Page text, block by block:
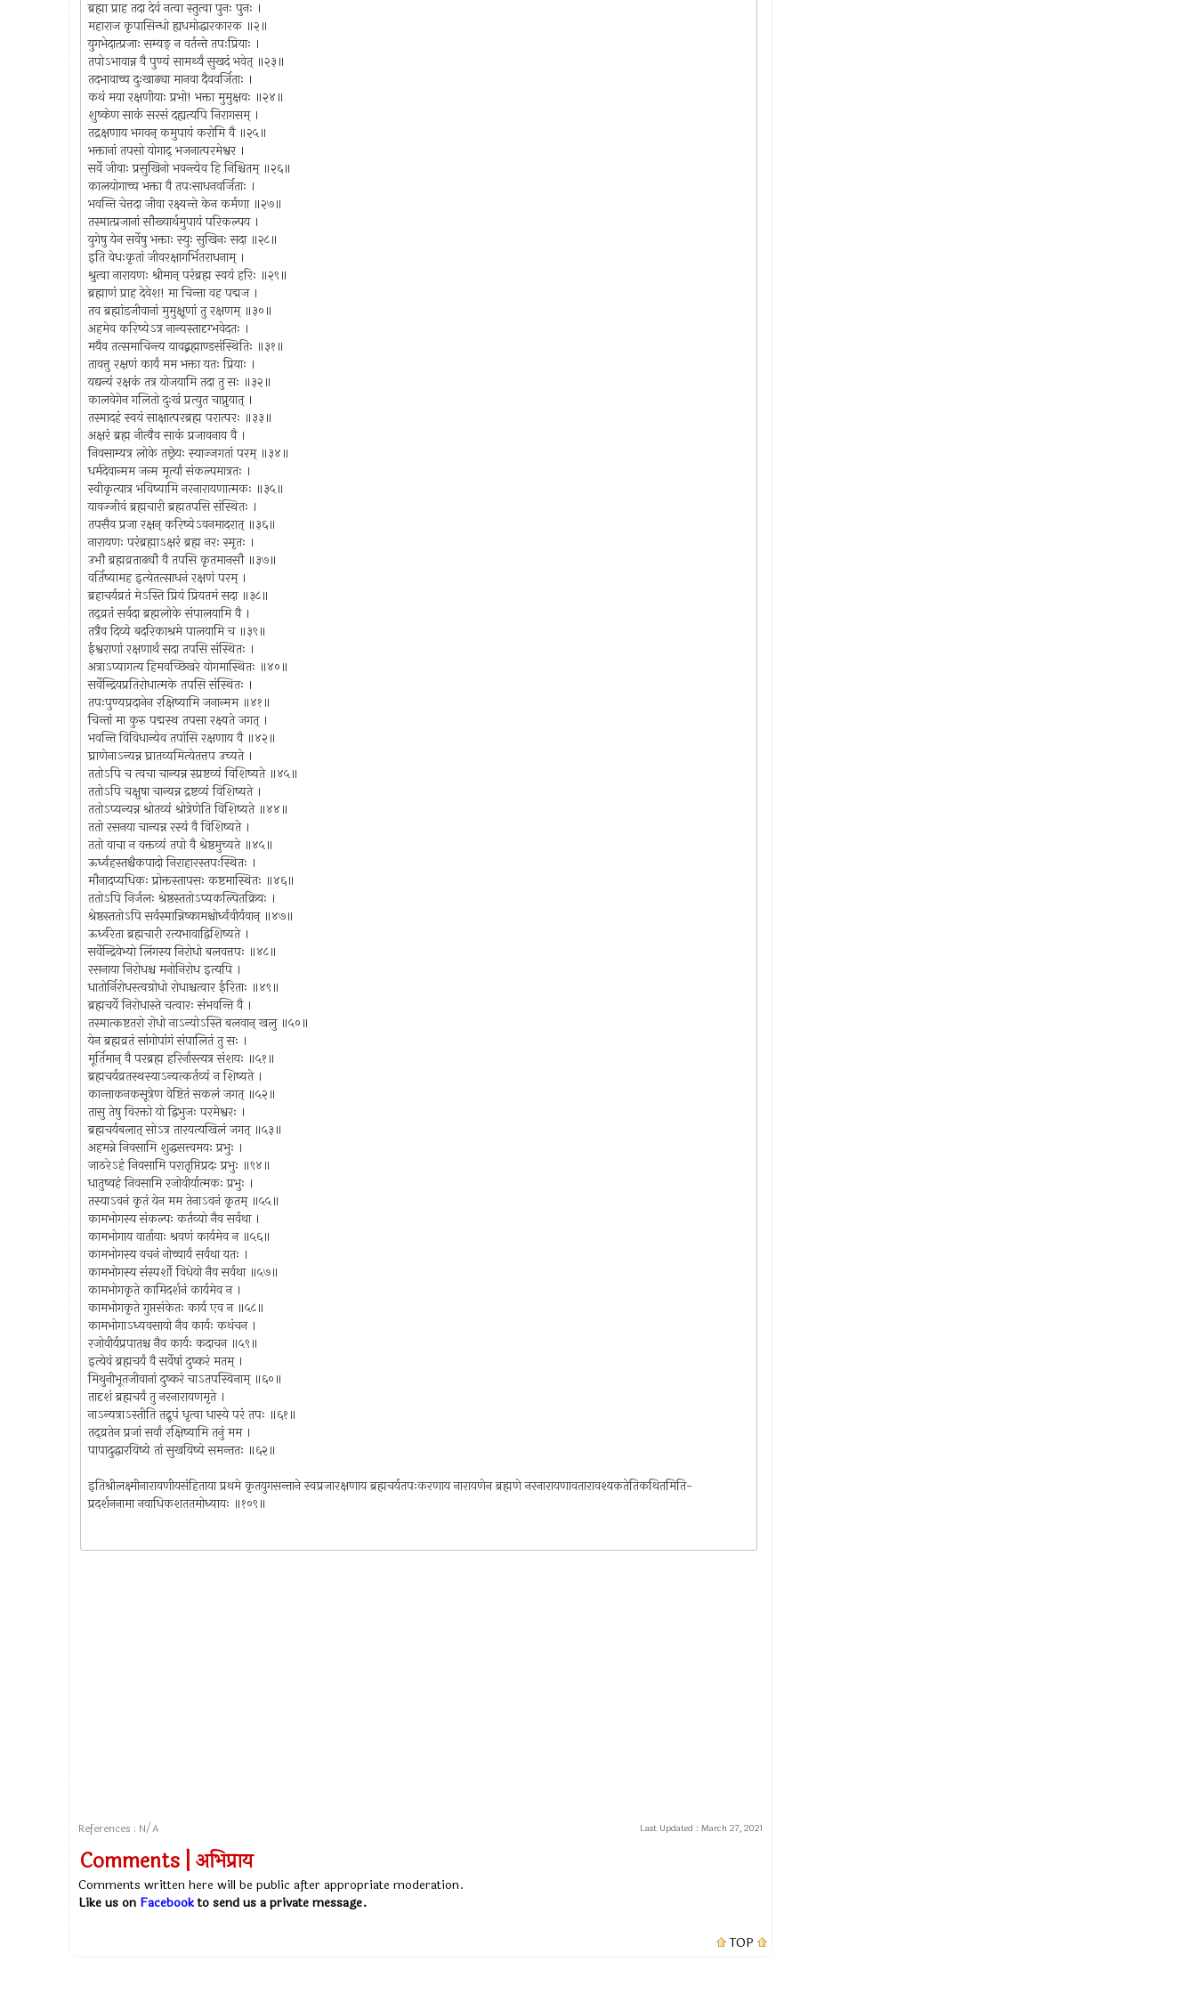
ब्रह्मा प्राह तदा देवं नत्वा स्तुत्वा पुनः पुनः ।
महाराज कृपासिन्धो ह्यधमोद्धारकारक ॥२॥
युगभेदात्प्रजाः सम्यङ् न वर्तन्ते तपःप्रियाः ।
तपोऽभावान्न वै पुण्यं सामर्थ्यं सुखदं भवेत् ॥२३॥
तदभावाच्च दुःखाढ्या मानवा दैववर्जिताः ।
कथं मया रक्षणीयाः प्रभो! भक्ता मुमुक्षवः ॥२४॥
शुष्केण साकं सरसं दह्यत्यपि निरागसम् ।
तद्रक्षणाय भगवन् कमुपायं करोमि वै ॥२५॥
भक्तानां तपसो योगाद् भजनात्परमेश्वर ।
सर्वे जीवाः प्रसुखिनो भवन्त्येव हि निश्चितम् ॥२६॥
कालयोगाच्च भक्ता वै तपःसाधनवर्जिताः ।
भवन्ति चेत्तदा जीवा रक्ष्यन्ते केन कर्मणा ॥२७॥
तस्मात्प्रजानां सौख्यार्थमुपायं परिकल्पय ।
युगेषु येन सर्वेषु भक्ताः स्युः सुखिनः सदा ॥२८॥
इति वेधःकृतां जीवरक्षागर्भितराधनाम् ।
श्रुत्वा नारायणः श्रीमान् परंब्रह्म स्वयं हरिः ॥२९॥
ब्रह्माणं प्राह देवेश! मा चिन्ता वह पद्मज ।
तव ब्रह्मांडजीवानां मुमुक्षूणां तु रक्षणम् ॥३०॥
अहमेव करिष्येऽत्र नान्यस्तादृग्भवेदतः ।
मयैव तत्समाचिन्त्य यावद्ब्रह्माण्डसंस्थितिः ॥३१॥
तावत्तु रक्षणं कार्यं मम भक्ता यतः प्रियाः ।
यद्यन्यं रक्षकं तत्र योजयामि तदा तु सः ॥३२॥
कालवेगेन गलितो दुःखं प्रत्युत चाप्नुयात् ।
तस्मादहं स्वयं साक्षात्परब्रह्म परात्परः ॥३३॥
अक्षरं ब्रह्म नीत्वैव साकं प्रजावनाय वै ।
निवसाम्यत्र लोके तछ्रेयः स्याज्जगतां परम् ॥३४॥
धर्मदेवान्मम जन्म मूर्त्यां संकल्पमात्रतः ।
स्वीकृत्यात्र भविष्यामि नरनारायणात्मकः ॥३५॥
यावज्जीवं ब्रह्मचारी ब्रह्मतपसि संस्थितः ।
तपसैव प्रजा रक्षन् करिष्येऽवनमादरात् ॥३६॥
नारायणः परंब्रह्माऽक्षरं ब्रह्म नरः स्मृतः ।
उभौ ब्रह्मव्रताढ्यौ वै तपसि कृतमानसौ ॥३७॥
वर्तिष्यामह इत्येतत्साधनं रक्षणं परम् ।
ब्रहाचर्यव्रतं मेऽस्ति प्रियं प्रियतमं सदा ॥३८॥
तद्व्रतं सर्वदा ब्रह्मलोके संपालयामि वै ।
तत्रैव दिव्ये बदरिकाश्रमे पालयामि च ॥३९॥
ईश्वराणां रक्षणार्थं सदा तपसि संस्थितः ।
अत्राऽप्यागत्य हिमवच्छिखरे योगमास्थितः ॥४०॥
सर्वेन्द्रियप्रतिरोधात्मके तपसि संस्थितः ।
तपःपुण्यप्रदानेन रक्षिष्यामि जनान्मम ॥४१॥
चिन्तां मा कुरु पद्मस्थ तपसा रक्ष्यते जगत् ।
भवन्ति विविधान्येव तपांसि रक्षणाय वै ॥४२॥
घ्राणेनाऽन्यन्न घ्रातव्यमित्येतत्तप उच्यते ।
ततोऽपि च त्वचा चान्यन्न स्प्रष्टव्यं विशिष्यते ॥४५॥
ततोऽपि चक्षुषा चान्यन्न द्रष्टव्यं विशिष्यते ।
ततोऽप्यन्यन्न श्रोतव्यं श्रोत्रेणेति विशिष्यते ॥४४॥
ततो रसनया चान्यन्न रस्यं वै विशिष्यते ।
ततो वाचा न वक्तव्यं तपो वै श्रेष्ठमुच्यते ॥४५॥
ऊर्ध्वहस्तश्चैकपादो निराहारस्तपःस्थितः ।
मौनादप्यधिकः प्रोक्तस्तापसः कष्टमास्थितः ॥४६॥
ततोऽपि निर्जलः श्रेष्ठस्ततोऽप्यकल्पितक्रियः ।
श्रेष्ठस्ततोऽपि सर्वस्मान्निष्कामश्चोर्ध्ववीर्यवान् ॥४७॥
ऊर्ध्वरेता ब्रह्मचारी रत्यभावाद्विशिष्यते ।
सर्वेन्द्रियेभ्यो लिंगस्य निरोधो बलवत्तपः ॥४८॥
रसनाया निरोधश्च मनोनिरोध इत्यपि ।
धातोर्निरोधस्त्वग्रोधो रोधाश्चत्वार ईरिताः ॥४९॥
ब्रह्मचर्ये निरोधास्ते चत्वारः संभवन्ति वै ।
तस्मात्कष्टतरो रोधो नाऽन्योऽस्ति बलवान् खलु ॥५०॥
येन ब्रह्मव्रतं सांगोपांगं संपालितं तु सः ।
मूर्तिमान् वै परब्रह्म हरिर्नास्त्यत्र संशयः ॥५१॥
ब्रह्मचर्यव्रतस्थस्याऽन्यत्कर्तव्यं न शिष्यते ।
कान्ताकनकसूत्रेण वेष्टितं सकलं जगत् ॥५२॥
तासु तेषु विरक्तो यो द्विभुजः परमेश्वरः ।
ब्रह्मचर्यबलात् सोऽत्र तारयत्यखिलं जगत् ॥५३॥
अहमन्ने निवसामि शुद्धसत्त्वमयः प्रभुः ।
जाठरेऽहं निवसामि परातृप्तिप्रदः प्रभुः ॥९४॥
धातुष्वहं निवसामि रजोवीर्यात्मकः प्रभुः ।
तस्याऽवनं कृतं येन मम तेनाऽवनं कृतम् ॥५५॥
कामभोगस्य संकल्पः कर्तव्यो नैव सर्वथा ।
कामभोगाय वार्तायाः श्रवणं कार्यमेव न ॥५६॥
कामभोगस्य वचनं नोच्चार्यं सर्वथा यतः ।
कामभोगस्य संस्पर्शो विधेयो नैव सर्वथा ॥५७॥
कामभोगकृते कामिदर्शनं कार्यमेव न ।
कामभोगकृते गुप्तसंकेतः कार्य एव न ॥५८॥
कामभोगाऽध्यवसायो नैव कार्यः कथंचन ।
रजोवीर्यप्रपातश्च नैव कार्यः कदाचन ॥५९॥
इत्येवं ब्रह्मचर्यं वै सर्वेषां दुष्करं मतम् ।
मिथुनीभूतजीवानां दुष्करं चाऽतपस्विनाम् ॥६०॥
तादृशं ब्रह्मचर्यं तु नरनारायणमृते ।
नाऽन्यत्राऽस्तीति तद्रूपं धृत्वा धास्ये परं तपः ॥६१॥
तद्व्रतेन प्रजां सर्वां रक्षिष्यामि तनुं मम ।
पापादुद्धारयिष्ये तां सुखयिष्ये समन्ततः ॥६२॥
इतिश्रीलक्ष्मीनारायणीयसंहिताया प्रथमे कृतयुगसन्ताने स्वप्रजारक्षणाय ब्रह्मचर्यतपःकरणाय नारायणेन ब्रह्मणे नरनारायणावतारावश्यकतेतिकथितमिति-
प्रदर्शननामा नवाधिकशततमोध्यायः ॥१०९॥
References : N/A Last Updated : March 27, 2021
Comments | अभिप्राय
Comments written here will be public after appropriate moderation.
Like us on Facebookto send us a private message.
TOP